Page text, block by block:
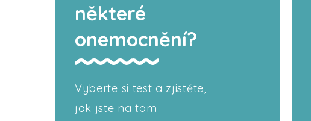
některé
onemocnění?
Vyberte si test a zjistěte,
jak jste na tom